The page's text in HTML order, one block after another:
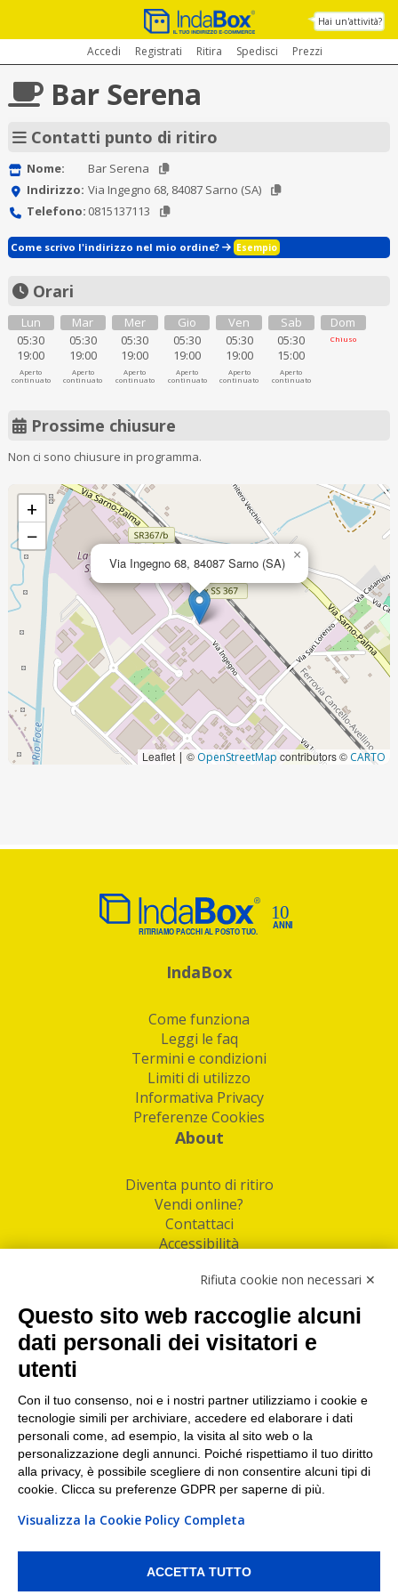
Hai un'attività?
Accedi Registrati Ritira Spedisci Prezzi
Bar Serena
Contatti punto di ritiro
Nome:
Bar Serena
Indirizzo: Via Ingegno 68, 84087 Sarno (SA)
Telefono: 0815137113
Come scrivo l'indirizzo nel mio ordine? Esempio
Orari
Lun
05:30
19:00
Aperto
continuato
Mar
05:30
19:00
Aperto
continuato
Mer
05:30
19:00
Aperto
continuato
Gio
05:30
19:00
Aperto
continuato
Ven
05:30
19:00
Aperto
continuato
Sab
05:30
15:00
Aperto
continuato
Dom
Chiuso
Prossime chiusure
Non ci sono chiusure in programma.
Via Ingegno 68, 84087 Sarno (SA) ×
+
−
Leaflet | © OpenStreetMap contributors © CARTO
IndaBox
Come funziona
Leggi le faq
Termini e condizioni
Limiti di utilizzo
Informativa Privacy
Preferenze Cookies
About
Diventa punto di ritiro
Vendi online?
Contattaci
Accessibilità
Facebook
Linkedin
I nostri punti di ritiro e spedizione pacchi nelle
maggiori città italiane
Torino|Milano|Roma|Bologna|Firenze| Genova
Napoli|Varese
PI/CF/N°Iscr.: 10821360012 | REA: RM 1494760 | Cap.Soc.: 50.000€ |
Whistleblowing|Privacy |Preferenze Cookies
Rifiuta cookie non necessari ✕
Questo sito web raccoglie alcuni
dati personali dei visitatori e
utenti
Con il tuo consenso, noi e i nostri partner utilizziamo i cookie e
tecnologie simili per archiviare, accedere ed elaborare i dati
personali come, ad esempio, la visita al sito web o la
personalizzazione degli annunci. Poiché rispettiamo il tuo diritto
alla privacy, è possibile scegliere di non consentire alcuni tipi di
cookie. Clicca su preferenze GDPR per saperne di più.
Visualizza la Cookie Policy Completa
ACCETTA TUTTO